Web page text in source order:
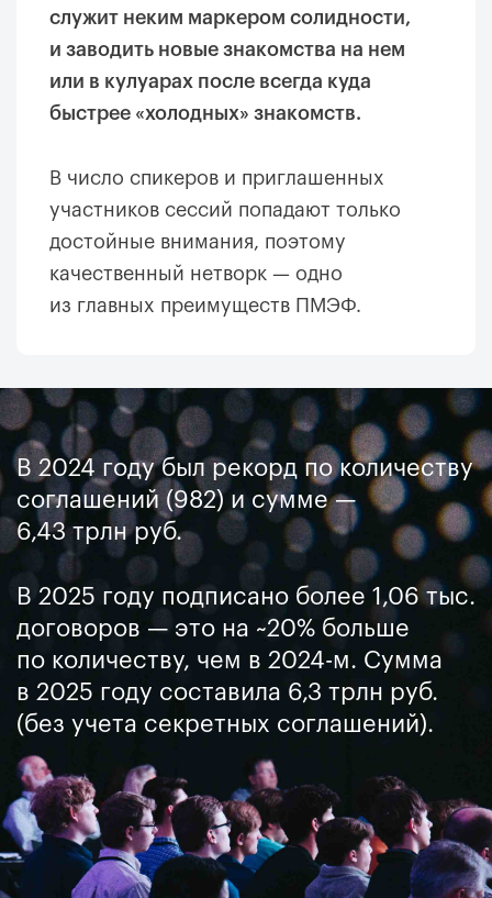
служит неким маркером солидности,
и заводить новые знакомства на нем
или в кулуарах после всегда куда
быстрее «холодных» знакомств.
В число спикеров и приглашенных
участников сессий попадают только
достойные внимания, поэтому
качественный нетворк — одно
из главных преимуществ ПМЭФ.
В 2024 году был рекорд по количеству
соглашений (982) и сумме —
6,43 трлн руб.
В 2025 году подписано более 1,06 тыс.
договоров — это на ~20% больше
по количеству, чем в 2024-м. Сумма
в 2025 году составила 6,3 трлн руб.
(без учета секретных соглашений).